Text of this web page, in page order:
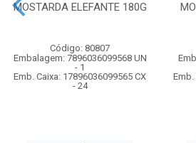
MOSTARDA ELEFANTE 180G
Código: 80807
Embalagem: 7896036099568 UN
- 1
Emb. Caixa: 17896036099565 CX
- 24
Emb.